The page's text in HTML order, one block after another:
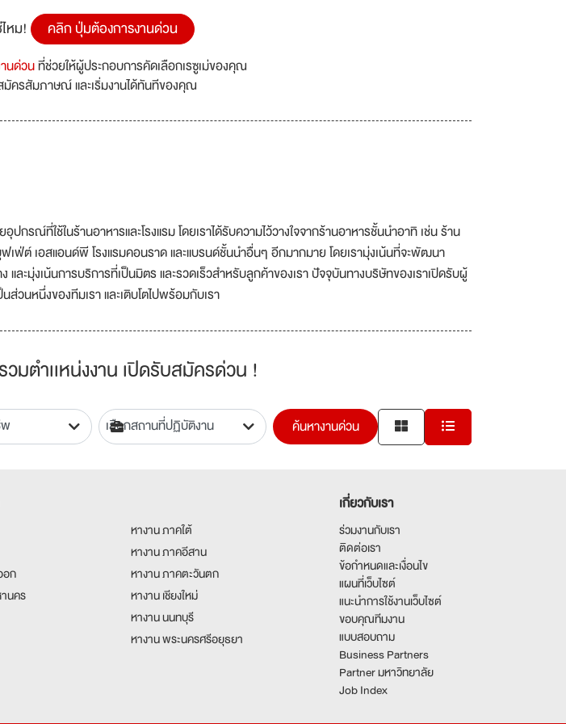
หม! คลิก ปุ่มต้องการงานด่วน
นด่วนที่ช่วยให้ผู้ประกอบการคัดเลือกเรซูเม่ของคุณ
ครสัมภาษณ์ และเริ่มงานได้ทันทีของคุณ
กรณ์ที่ใช้ในร้านอาหารและโรงแรม โดยเราได้รับความไว้วางใจจากร้านอาหารชั้นนำอาทิ เช่น ร้าน
เฟ่ต์ เอสแอนด์พี โรงแรมคอนราด และแบรนด์ชั้นนำอื่นๆ อีกมากมาย โดยเรามุ่งเน้นที่จะพัฒนา
ละมุ่งเน้นการบริการที่เป็นมิตร และรวดเร็วสำหรับลูกค้าของเรา ปัจจุบันทางบริษัทของเราเปิดรับผู้
วนหนึ่งของทีมเรา และเติบโตไปพร้อมกับเรา
วมตำเเหน่งงาน เปิดรับสมัครด่วน !
ค้นหางานด่วน
หางาน ภาคใต้
หางาน ภาคอีสาน
อก
หางาน ภาคตะวันตก
นคร
หางาน เชียงใหม่
หางาน นนทบุรี
หางาน พระนครศรีอยุธยา
เกี่ยวกับเรา
ร่วมงานกับเรา
ติดต่อเรา
ข้อกำหนดและเงื่อนไข
แผนที่เว็บไซต์
แนะนำการใช้งานเว็บไซต์
ขอบคุณทีมงาน
แบบสอบถาม
Business Partners
Partner มหาวิทยาลัย
Job Index